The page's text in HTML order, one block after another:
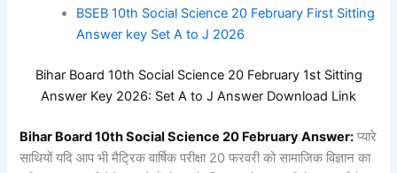
BSEB 10th Social Science 20 February First Sitting
Answer key Set A to J 2026
Bihar Board 10th Social Science 20 February 1st Sitting
Answer Key 2026: Set A to J Answer Download Link
Bihar Board 10thSocial Science 20 February Answer: प्यारे
साथियों यदि आप भी मैट्रिक वार्षिक परीक्षा 20 फरवरी को सामाजिक विज्ञान का